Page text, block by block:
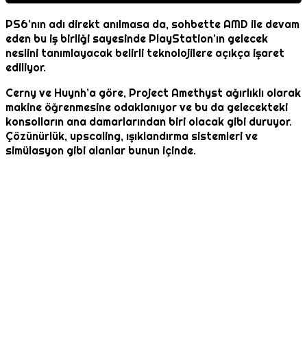
PS6’nın adı direkt anılmasa da, sohbette AMD ile devam
eden bu iş birliği sayesinde PlayStation’ın gelecek
neslini tanımlayacak belirli teknolojilere açıkça işaret
ediliyor.
Cerny ve Huynh’a göre, Project Amethyst ağırlıklı olarak
makine öğrenmesine odaklanıyor ve bu da gelecekteki
konsolların ana damarlarından biri olacak gibi duruyor.
Çözünürlük, upscaling, ışıklandırma sistemleri ve
simülasyon gibi alanlar bunun içinde.